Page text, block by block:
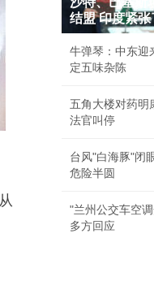
结盟 印度紧张
牛弹琴：中东迎
定五味杂陈
五角大楼对药明
法官叫停
台风"白海豚"闭
危险半圆
"兰州公交车空
多方回应